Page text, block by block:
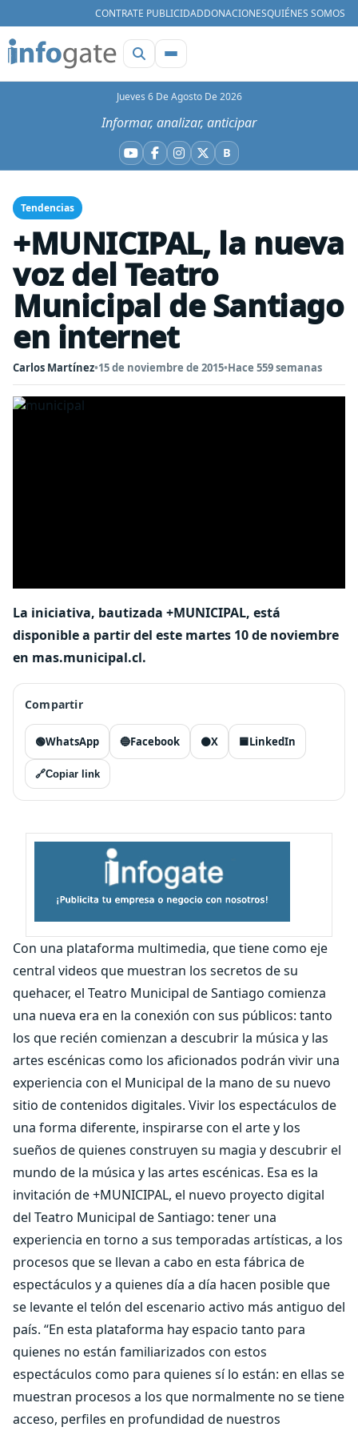
CONTRATE PUBLICIDADDONACIONESQUIÉNES SOMOS
Jueves 6 De Agosto De 2026
Informar, analizar, anticipar
YouTube
Facebook
Instagram
X BBluesky
Tendencias
+MUNICIPAL, la nueva
voz del Teatro
Municipal de Santiago
en internet
Carlos Martínez•15 de noviembre de 2015•Hace 559 semanas
La iniciativa, bautizada +MUNICIPAL, está
disponible a partir del este martes 10 de noviembre
en mas.municipal.cl.
Compartir
🟢WhatsApp 🔵Facebook ⚫X 🟦LinkedIn
🔗Copiar link
Con una plataforma multimedia, que tiene como eje
central videos que muestran los secretos de su
quehacer, el Teatro Municipal de Santiago comienza
una nueva era en la conexión con sus públicos: tanto
los que recién comienzan a descubrir la música y las
artes escénicas como los aficionados podrán vivir una
experiencia con el Municipal de la mano de su nuevo
sitio de contenidos digitales. Vivir los espectáculos de
una forma diferente, inspirarse con el arte y los
sueños de quienes construyen su magia y descubrir el
mundo de la música y las artes escénicas. Esa es la
invitación de +MUNICIPAL, el nuevo proyecto digital
del Teatro Municipal de Santiago: tener una
experiencia en torno a sus temporadas artísticas, a los
procesos que se llevan a cabo en esta fábrica de
espectáculos y a quienes día a día hacen posible que
se levante el telón del escenario activo más antiguo del
país. “En esta plataforma hay espacio tanto para
quienes no están familiarizados con estos
espectáculos como para quienes sí lo están: en ellas se
muestran procesos a los que normalmente no se tiene
acceso, perfiles en profundidad de nuestros